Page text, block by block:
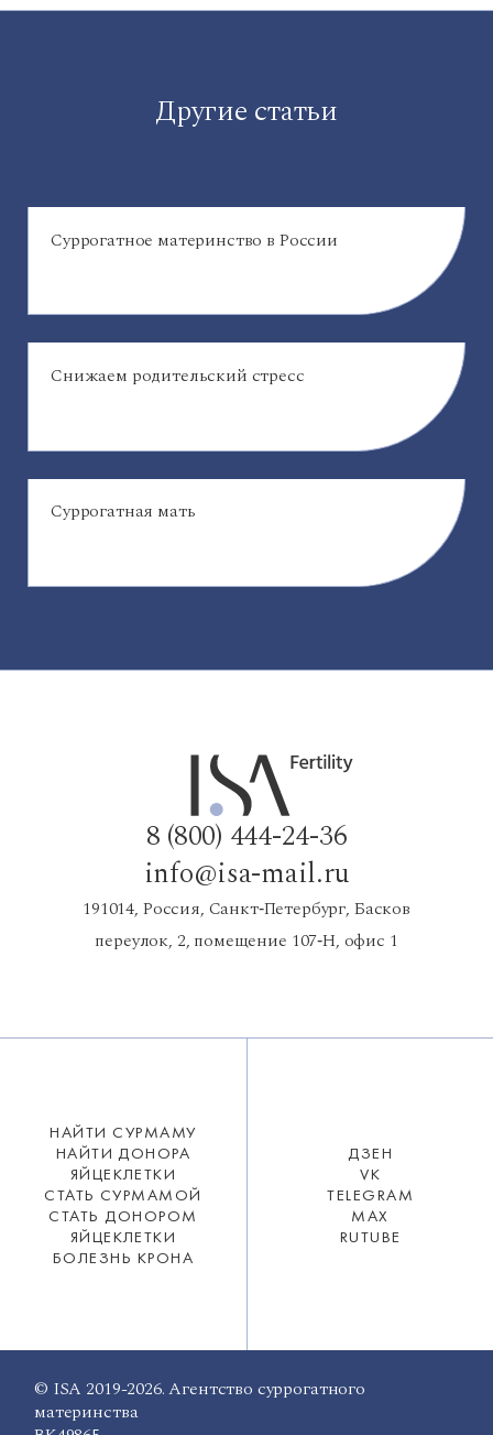
Другие статьи
Суррогатное материнство в России
Снижаем родительский стресс
Суррогатная мать
8 (800) 444-24-36
info@isa-mail.ru
191014, Россия, Санкт‑Петербург, Басков
переулок, 2, помещение 107‑Н, офис 1
НАЙТИ СУРМАМУ
НАЙТИ ДОНОРА
ЯЙЦЕКЛЕТКИ
СТАТЬ СУРМАМОЙ
СТАТЬ ДОНОРОМ
ЯЙЦЕКЛЕТКИ
БОЛЕЗНЬ КРОНА
ДЗЕН
VK
TELEGRAM
MAX
RUTUBE
© ISA 2019-2026. Агентство суррогатного
материнства